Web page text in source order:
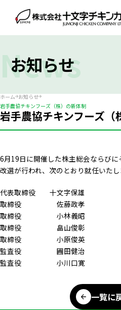
お知らせ
News
ホーム お知らせ
岩手農協チキンフーズ（株）の新体制
岩手農協チキンフーズ（
6月19日に開催した株主総会ならび
改選が行われ、次のとおり就任いたし
代表取締役 十文字保雄
取締役 佐藤政孝
取締役 小林義昭
取締役 畠山俊彰
取締役 小原俊英
監査役 圃田健治
監査役 小川口寛
一覧に